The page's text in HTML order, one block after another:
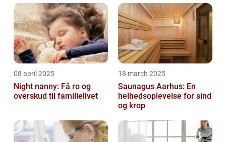
08 april 2025
Night nanny: Få ro og
overskud til familielivet
18 march 2025
Saunagus Aarhus: En
helhedsoplevelse for sind
og krop